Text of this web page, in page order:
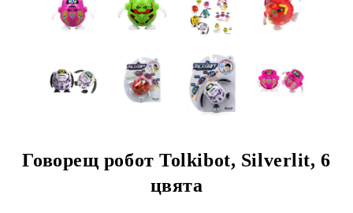
Говорещ робот Tolkibot, Silverlit, 6
цвята